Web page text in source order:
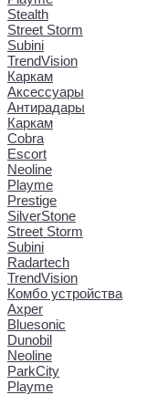
Stealth
Street Storm
Subini
TrendVision
Каркам
Аксессуары
Антирадары
Каркам
Cobra
Escort
Neoline
Playme
Prestige
SilverStone
Street Storm
Subini
Radartech
TrendVision
Комбо устройства
Axper
Bluesonic
Dunobil
Neoline
ParkCity
Playme